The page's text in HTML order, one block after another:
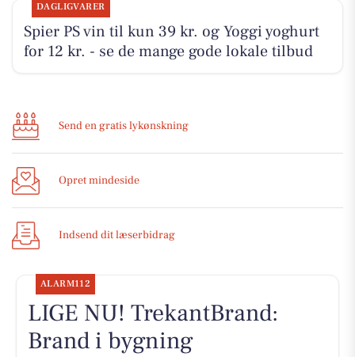
DAGLIGVARER
Spier PS vin til kun 39 kr. og Yoggi yoghurt
for 12 kr. - se de mange gode lokale tilbud
Send en gratis lykønskning
Opret mindeside
Indsend dit læserbidrag
ALARM112
LIGE NU! TrekantBrand:
Brand i bygning